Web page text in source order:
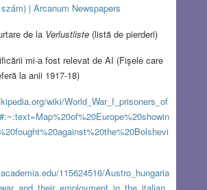
| Arcanum Newspapers
de laVerlustliste(listă de pierderi)
mi-a fost relevat de AI (Fişele care
la anii 1917-18)
wiki/World_War_I_prisoners_of
115624516/Austro_hungaria